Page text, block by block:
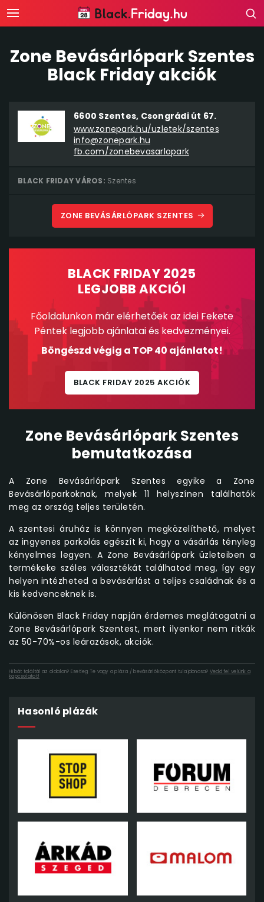
Zone Bevásárlópark Szentes
Black Friday akciók
6600 Szentes, Csongrádi út 67.
www.zonepark.hu/uzletek/szentes
info@zonepark.hu
fb.com/zonebevasarlopark
BLACK FRIDAY VÁROS: Szentes
ZONE BEVÁSÁRLÓPARK SZENTES
BLACK FRIDAY 2025
LEGJOBB AKCIÓI
Főoldalunkon már elérhetőek az idei Fekete
Péntek legjobb ajánlatai és kedvezményei.
Böngészd végig a TOP 40 ajánlatot!
BLACK FRIDAY 2025 AKCIÓK
Zone Bevásárlópark Szentes
bemutatkozása
A Zone Bevásárlópark Szentes egyike a Zone
Bevásárlóparkoknak, melyek 11 helyszínen találhatók
meg az ország teljes területén.
A szentesi áruház is könnyen megközelíthető, melyet
az ingyenes parkolás egészít ki, hogy a vásárlás tényleg
kényelmes legyen. A Zone Bevásárlópark üzleteiben a
termékeke széles választékát találhatod meg, így egy
helyen intézheted a bevásárlást a teljes családnak és a
kis kedvenceknek is.
Különösen Black Friday napján érdemes meglátogatni a
Zone Bevásárlópark Szentest, mert ilyenkor nem ritkák
az 50-70%-os leárazások, akciók.
Hibát találtál az oldalon? Esetleg Te vagy a pláza / bevásárlóközpont tulajdonosa? Vedd fel velünk a
kapcsolatot!
Hasonló plázák